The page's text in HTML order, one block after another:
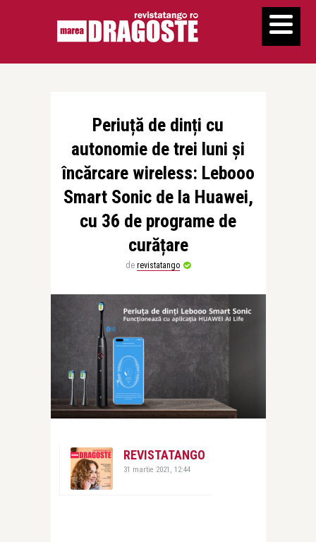
Periuță de dinți cu
autonomie de trei luni și
încărcare wireless: Lebooo
Smart Sonic de la Huawei,
cu 36 de programe de
curățare
de revistatango
REVISTATANGO
31 martie 2021, 12:44